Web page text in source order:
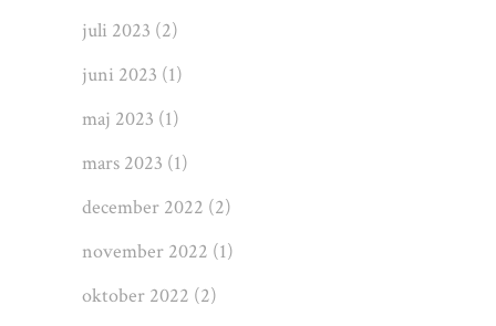
juli 2023 (2)
juni 2023 (1)
maj 2023 (1)
mars 2023 (1)
december 2022 (2)
november 2022 (1)
oktober 2022 (2)